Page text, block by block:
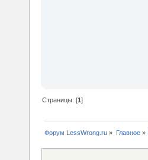
Страницы: [1]
Форум LessWrong.ru » Главное»